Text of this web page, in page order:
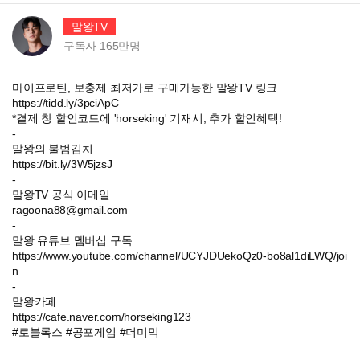
말왕TV
구독자 165만명
마이프로틴, 보충제 최저가로 구매가능한 말왕TV 링크
https://tidd.ly/3pciApC
*결제 창 할인코드에 'horseking' 기재시, 추가 할인혜택!
-
말왕의 불범김치
https://bit.ly/3W5jzsJ
-
말왕TV 공식 이메일
ragoona88@gmail.com
-
말왕 유튜브 멤버십 구독
https://www.youtube.com/channel/UCYJDUekoQz0-bo8al1diLWQ/joi
n
-
말왕카페
https://cafe.naver.com/horseking123
#로블록스 #공포게임 #더미믹